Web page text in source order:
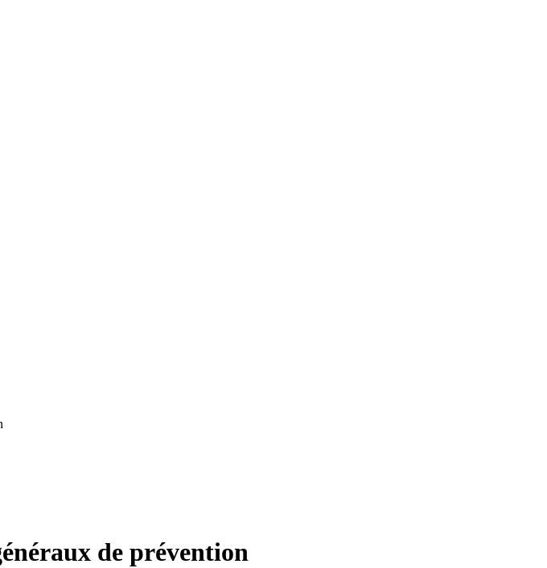
de prévention